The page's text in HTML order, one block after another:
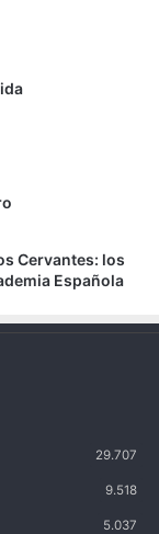
Cervantes: los
Española
29.707
9.518
5.037